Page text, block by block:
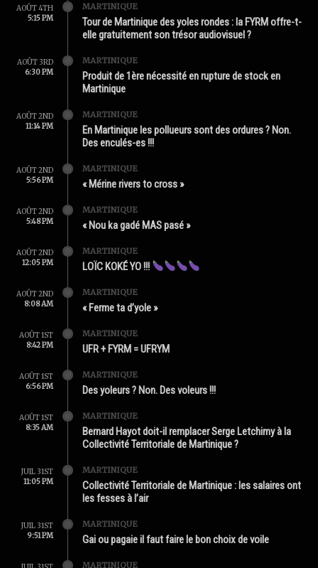
AOÛT 4TH
5:15 PM
MARTINIQUE
Tour de Martinique des yoles rondes : la FYRM offre-t-
elle gratuitement son trésor audiovisuel ?
AOÛT 3RD
6:30 PM
MARTINIQUE
Produit de 1ère nécessité en rupture de stock en
Martinique
AOÛT 2ND
11:14 PM
MARTINIQUE
En Martinique les pollueurs sont des ordures ? Non.
Des enculés-es !!!
AOÛT 2ND
5:56 PM
MARTINIQUE
« Mérine rivers to cross »
AOÛT 2ND
5:48 PM
MARTINIQUE
« Nou ka gadé MAS pasé »
AOÛT 2ND
12:05 PM
MARTINIQUE
LOÏC KOKÉ YO !!!
AOÛT 2ND
8:08 AM
MARTINIQUE
« Ferme ta d’yole »
AOÛT 1ST
8:42 PM
MARTINIQUE
UFR + FYRM = UFRYM
AOÛT 1ST
6:56 PM
MARTINIQUE
Des yoleurs ? Non. Des voleurs !!!
AOÛT 1ST
8:35 AM
MARTINIQUE
Bernard Hayot doit-il remplacer Serge Letchimy à la
Collectivité Territoriale de Martinique ?
JUIL 31ST
11:05 PM
MARTINIQUE
Collectivité Territoriale de Martinique : les salaires ont
les fesses à l’air
JUIL 31ST
9:51 PM
MARTINIQUE
Gai ou pagaie il faut faire le bon choix de voile
MARTINIQUE